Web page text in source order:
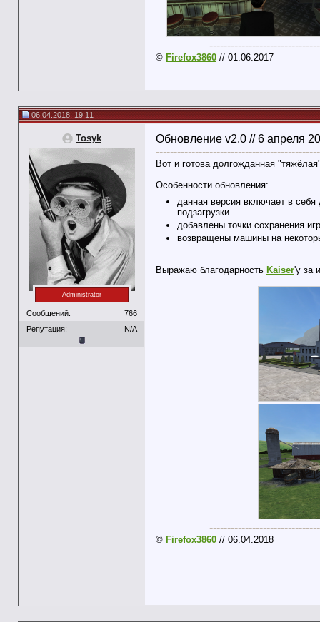
© Firefox3860 // 01.06.2017
06.04.2018, 19:11
Tosyk
Administrator
Сообщений:
766
Репутация:
N/A
Обновление v2.0 // 6 апреля
Вот и готова долгожданная
Особенности обновления:
данная версия включает в
подзагрузки
добавлены точки сохранения
возвращены машины на
Выражаю благодарность Kaiser'у за
© Firefox3860 // 06.04.2018